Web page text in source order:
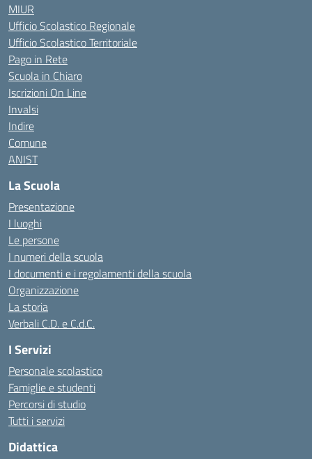
MIUR
Ufficio Scolastico Regionale
Ufficio Scolastico Territoriale
Pago in Rete
Scuola in Chiaro
Iscrizioni On Line
Invalsi
Indire
Comune
ANIST
La Scuola
Presentazione
I luoghi
Le persone
I numeri della scuola
I documenti e i regolamenti della scuola
Organizzazione
La storia
Verbali C.D. e C.d.C.
I Servizi
Personale scolastico
Famiglie e studenti
Percorsi di studio
Tutti i servizi
Didattica